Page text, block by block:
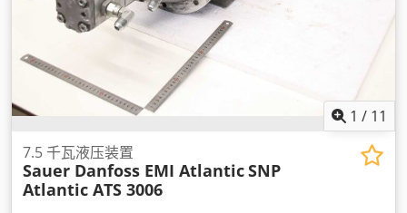
1 / 11
7.5 千瓦液压装置
Sauer Danfoss EMI AtlanticSNP
Atlantic ATS 3006